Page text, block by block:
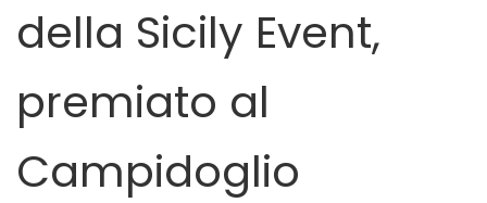
della Sicily Event,
premiato al
Campidoglio